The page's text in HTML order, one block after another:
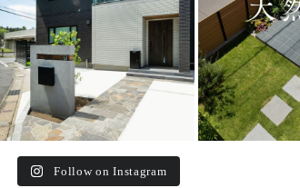
Follow on Instagram